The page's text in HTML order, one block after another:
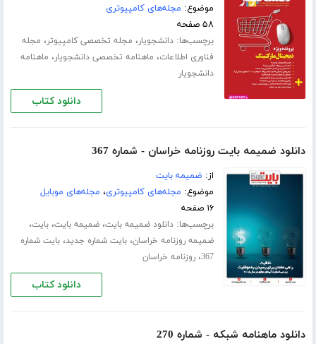
موضوع: مجله‌های کامپیوتری
۵۸ صفحه
برچسب‌ها:دانشجویار، مجله تخصصی کامپیوتر، مجله
فناوری اطلاعات، ماهنامه تخصصی دانشجویار، ماهنامه
دانشجویار
دانلود کتاب
دانلود ضمیمه بایت روزنامه خراسان - شماره 367
از: ضمیمه بایت
موضوع: مجله‌های کامپیوتری، مجله‌های موبایل
۱۶ صفحه
برچسب‌ها:دانلود ضمیمه بایت،ضمیمه بایت،بایت،
ضمیمه روزنامه خراسان،بایت شماره جدید،بایت شماره
367،روزنامه خراسان
دانلود کتاب
دانلود ماهنامه شبکه - شماره 270